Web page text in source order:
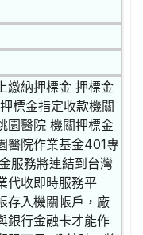
繳納押標金 押標金
標金指定收款機關
園醫院 機關押標金
醫院作業基金401專
服務將連結到台灣
代收即時服務平
存入機關帳戶，廠
銀行金融卡才能作